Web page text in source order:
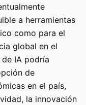
a herramientas
como para el
global en el
IA podría
de
en el país,
la innovación